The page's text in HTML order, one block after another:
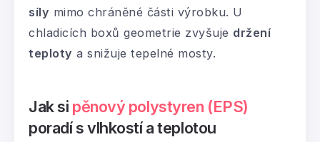
síly mimo chráněné části výrobku. U
chladicích boxů geometrie zvyšuje držení
teploty a snižuje tepelné mosty.
Jak si pěnový polystyren (EPS)
poradí s vlhkostí a teplotou